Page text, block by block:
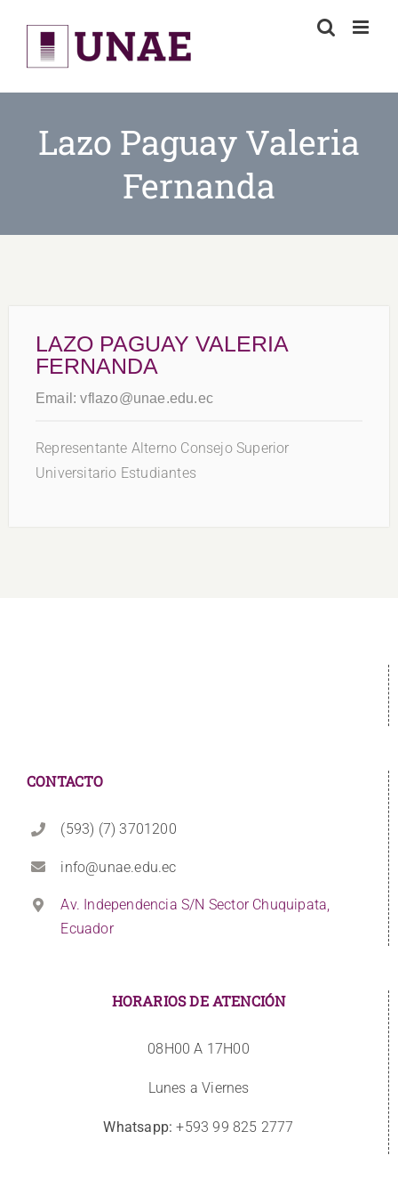
content
Lazo Paguay Valeria
Fernanda
LAZO PAGUAY VALERIA
FERNANDA
Email:vflazo@unae.edu.ec
Representante Alterno Consejo Superior
Universitario Estudiantes
CONTACTO
(593) (7) 3701200
info@unae.edu.ec
Av. Independencia S/N Sector Chuquipata,
Ecuador
HORARIOS DE ATENCIÓN
08H00 A 17H00
Lunes a Viernes
Whatsapp: +593 99 825 2777